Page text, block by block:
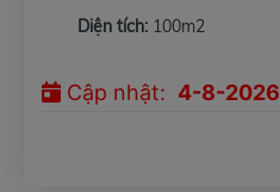
Diện tích: 100m2
Cập nhật: 4-8-2026